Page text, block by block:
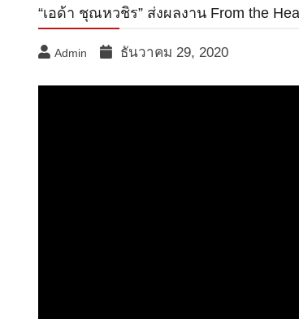
“เอด้า ชุณหวชิร” ส่งผลงาน From the
Admin ธันวาคม 29, 2020